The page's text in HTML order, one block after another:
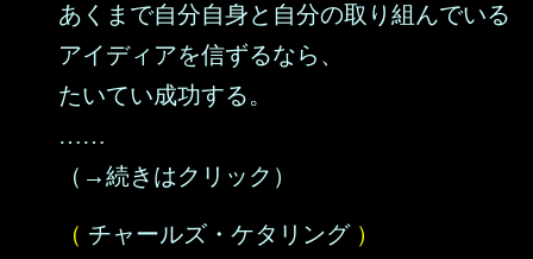
あくまで自分自身と自分の取り組んでいる
アイディアを信ずるなら、
たいてい成功する。
……
（→続きはクリック）
（ チャールズ・ケタリング）